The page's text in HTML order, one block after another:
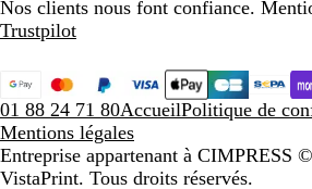
Nos clients nous font confiance.
Trustpilot
01 88 24 71 80AccueilPolitique de
Mentions légales
Entreprise appartenant à CIMPRESS ©
VistaPrint. Tous droits réservés.